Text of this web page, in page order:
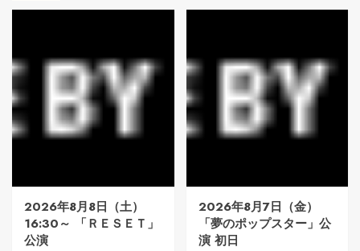
2026年8月8日（土）
16:30～ 「ＲＥＳＥＴ」
公演
2026年8月7日（金）
「夢のポップスター」公
演 初日